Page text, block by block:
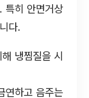
특히 안면거상
다.
냉찜질을 시
연하고 음주는